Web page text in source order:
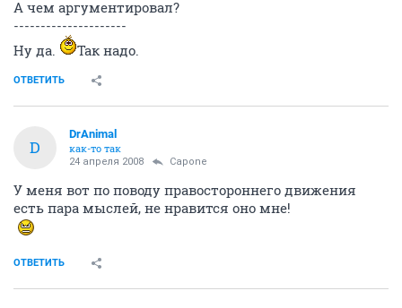
А чем аргументировал?
---------------------
Ну да.
Так надо.
ОТВЕТИТЬ
D
DrAnimal
как-то так
24 апреля 2008 Capone
У меня вот по поводу правостороннего движения
есть пара мыслей, не нравится оно мне!
ОТВЕТИТЬ